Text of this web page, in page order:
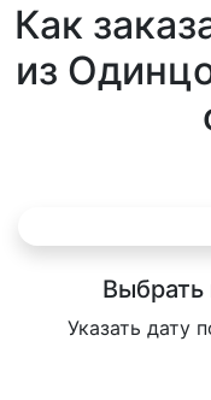
Как
из
Выбрать
Указать дату